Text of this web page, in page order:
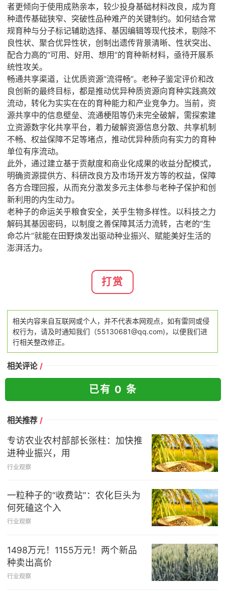
者更倾向于使用成熟亲本，较少投身基础材料改良，成为育
种遗传基础狭窄、突破性品种难产的关键制约。如何结合常
规育种与分子标记辅助选择、基因编辑等现代技术，剔除不
良性状、聚合优异性状，创制出遗传背景清晰、性状突出、
配合力高的“可用、好用、想用”的育种新材料，亟待开展系
统性攻关。
畅通共享渠道，让优质资源“流得畅”。老种子鉴定评价和改
良创新的最终目标，都是推动优异种质资源向育种实践高效
流动，转化为实实在在的育种能力和产业竞争力。当前，资
源共享中的信息壁垒、流通梗阻等仍未完全破解，需探索建
立资源数字化共享平台，着力破解资源信息分散、共享机制
不畅、权益保障不足等堵点，推动优异种质向有实力的育种
单位有序流动。
此外，通过建立基于贡献度和商业化成果的收益分配模式，
明确资源提供方、科研改良方及市场开发方等的权益，保障
各方合理回报，从而充分激发多元主体参与老种子保护和创
新利用的内生动力。
老种子的命运关乎粮食安全，关乎生物多样性。以科技之力
解码其基因密码，以制度之善保障其活力流转，古老的“生
命芯片”就能在田野焕发出驱动种业振兴、赋能美好生活的
澎湃活力。
打赏
相关内容来自互联网或个人，并不代表本网观点，如有雷同或侵
权行为，请及时通知我们（55130681@qq.com)，以便我们进
行相关整改修正。
相关评论 /
已有 0 条
相关推荐 /
专访农业农村部部长张柱：加快推
进种业振兴，用
行业观察
一粒种子的“收费站”：农化巨头为
何死磕这个入
行业观察
1498万元！1155万元！两个新品
种卖出高价
行业观察